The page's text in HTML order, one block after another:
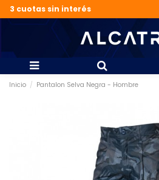
3 cuotas sin interés
Inicio Pantalon Selva Negra - Hombre